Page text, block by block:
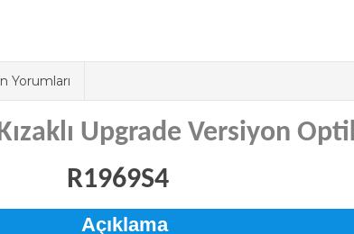
Yorumları
Upgrade Versiyon
R1969S4
Açıklama